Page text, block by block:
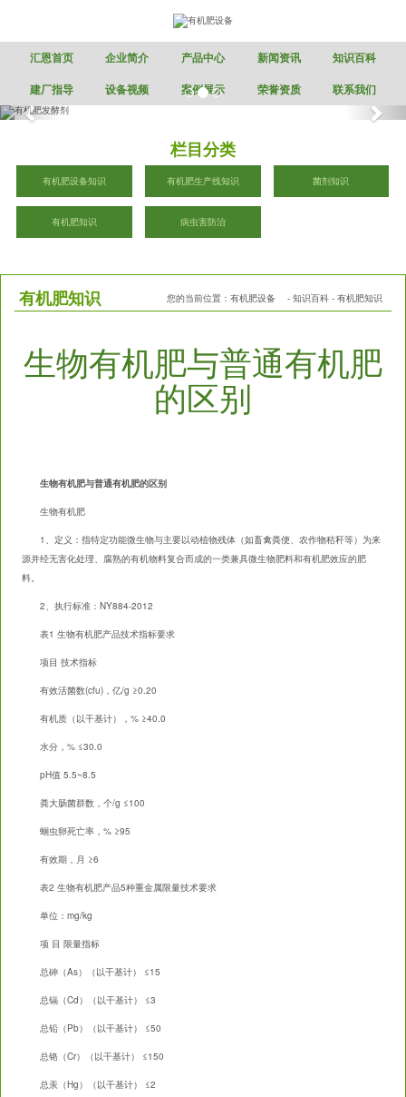
汇恩首页 企业简介 产品中心 新闻资讯
知识百科
建厂指导
设备视频 案例展示 荣誉资质 联系我们
栏目分类
有机肥设备知识 有机肥生产线知识 菌剂知识
有机肥知识 病虫害防治
有机肥知识 您的当前位置： 有机肥设备 - 知识百科 - 有机肥知识
生物有机肥与普通有机肥
的区别
生物有机肥与普通有机肥的区别
生物有机肥
1、定义：指特定功能微生物与主要以动植物残体（如畜禽粪便、农作物秸秆等）为来
源并经无害化处理、腐熟的有机物料复合而成的一类兼具微生物肥料和有机肥效应的肥
料。
2、执行标准：NY884-2012
表1 生物有机肥产品技术指标要求
项目 技术指标
有效活菌数(cfu)，亿/g ≥0.20
有机质（以干基计），% ≥40.0
水分，% ≤30.0
pH值 5.5~8.5
粪大肠菌群数，个/g ≤100
蛔虫卵死亡率，% ≥95
有效期，月 ≥6
表2 生物有机肥产品5种重金属限量技术要求
单位：mg/kg
项 目 限量指标
总砷（As）（以干基计） ≤15
总镉（Cd）（以干基计） ≤3
总铅（Pb）（以干基计） ≤50
总铬（Cr）（以干基计） ≤150
总汞（Hg）（以干基计） ≤2